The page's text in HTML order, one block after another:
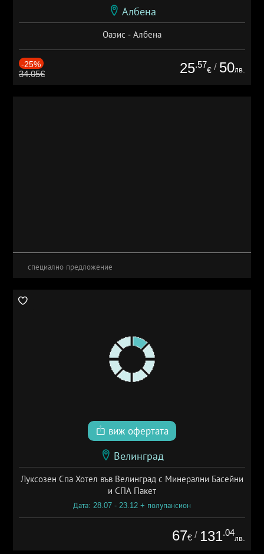
Албена
Оазис - Албена
-25%
34.05€ 25.57
€ / 50лв.
специално предложение
виж офертата
Велинград
Луксозен Спа Хотел във Велинград с Минерални Басейни
и СПА Пакет
Дата: 28.07 - 23.12 + полупансион
67€ / 131.04
лв.